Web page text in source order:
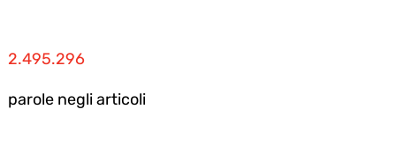
2.495.296
parole negli articoli